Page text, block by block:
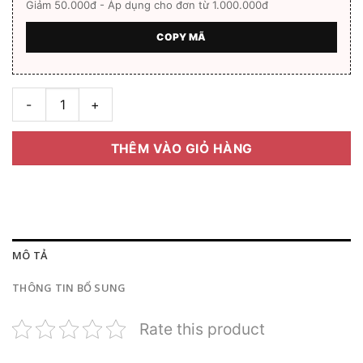
Giảm 50.000đ - Áp dụng cho đơn từ 1.000.000đ
COPY MÃ
Gọng kính Âu Việt 29810 Full box số lượng
THÊM VÀO GIỎ HÀNG
MÔ TẢ
THÔNG TIN BỔ SUNG
Rate this product